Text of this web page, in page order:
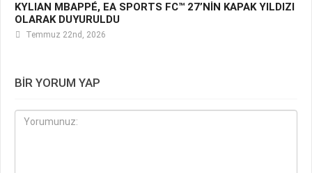
KYLIAN MBAPPÉ, EA SPORTS FC™ 27’NİN KAPAK YILDIZI
OLARAK DUYURULDU
Temmuz 22nd, 2026
BIR YORUM YAP